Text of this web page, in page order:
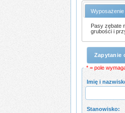
Wyposażenie
Pasy zębate
grubości i
Zapytanie
* = pole
Imię i
Stanowisko: